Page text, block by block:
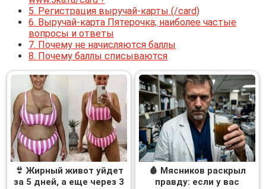
5. Регистрация выручай-карты (/card)
6. Выручай-карта Пятерочка; наиболее частые
вопросы и ответы
7. Почему не начисляются баллы
8. Почему баллы списываются
👙 Жирный живот уйдет
за 5 дней, а еще через 3
🩸 Мясников раскрыл
правду: если у вас